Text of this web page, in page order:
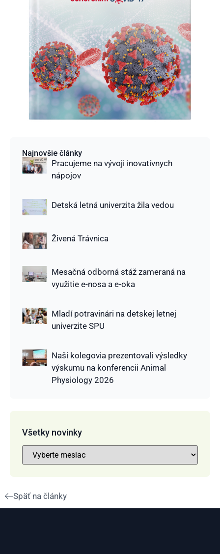
Najnovšie články
Pracujeme na vývoji inovatívnych
nápojov
Detská letná univerzita žila vedou
Živená Trávnica
Mesačná odborná stáž zameraná na
využitie e-nosa a e-oka
Mladí potravinári na detskej letnej
univerzite SPU
Naši kolegovia prezentovali výsledky
výskumu na konferencii Animal
Physiology 2026
Všetky novinky
Späť na články